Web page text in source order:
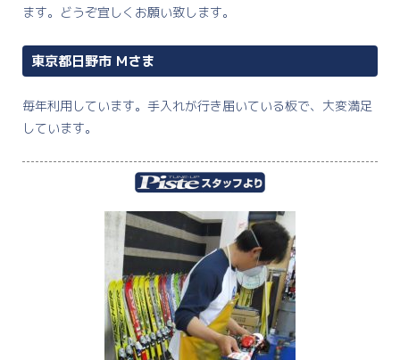
ます。どうぞ宜しくお願い致します。
東京都日野市 Mさま
毎年利用しています。手入れが行き届いている板で、大変満足
しています。